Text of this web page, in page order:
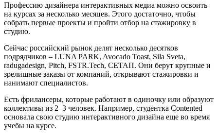
Профессию дизайнера интерактивных медиа можно освоить
на курсах за несколько месяцев. Этого достаточно, чтобы
собрать первые проекты и пройти отбор на стажировку в
студию.
Сейчас российский рынок делят несколько десятков
подрядчиков – LUNA PARK, Avocado Toast, Sila Sveta,
radugadesign, Pitch, FSTR.Tech, СЕТАП. Они берут крупные и
зрелищные заказы от компаний, открывают стажировки и
нанимают специалистов.
Есть фрилансеры, которые работают в одиночку или образуют
коллективы из 2–3 человек. Например, студентка Contented
основала свою студию интерактивного дизайна еще во время
учебы на курсе.